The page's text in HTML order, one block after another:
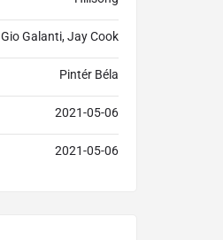
Gio Galanti, Jay Cook
Pintér Béla
2021-05-06
2021-05-06